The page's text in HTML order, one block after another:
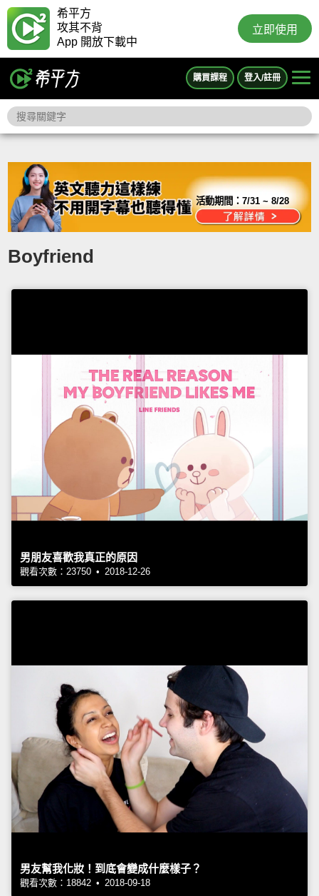
希平方
攻其不背
App 開放下載中
立即使用
購買課程 登入/註冊
活動期間：7/31 ~ 8/28
Boyfriend
男朋友喜歡我真正的原因
觀看次數：23750 • 2018-12-26
男友幫我化妝！到底會變成什麼樣子？
觀看次數：18842 • 2018-09-18